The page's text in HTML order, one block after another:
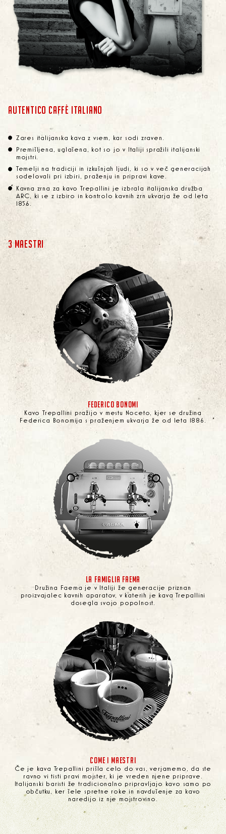
AUTENTICO CAFFÈ ITALIANO
Zares italijanska kava z vsem, kar sodi zraven.
Premišljena, uglašena, kot so jo v Italiji spražili italijanski
mojstri.
Temelji na tradiciji in izkušnjah ljudi, ki so v več generacijah
sodelovali pri izbiri, praženju in pripravi kave.
Kavna zrna za kavo Trepallini je izbrala italijanska družba
ARC, ki se z izbiro in kontrolo kavnih zrn ukvarja že od leta
1856.
3 MAESTRI
FEDERICO BONOMI
Kavo Trepallini pražijo v mestu Noceto, kjer se družina
Federica Bonomija s praženjem ukvarja že od leta 1886.
LA FAMIGLIA FAEMA
Družina Faema je v Italiji že generacije priznan
proizvajalec kavnih aparatov, v katerih je kava Trepallini
dosegla svojo popolnost.
COME I MAESTRI
Če je kava Trepallini prišla celo do vas, verjamemo, da ste
ravno vi tisti pravi mojster, ki je vreden njene priprave.
Italijanski baristi že tradicionalno pripravljajo kavo samo po
občutku, ker šele spretne roke in navdušenje za kavo
naredijo iz nje mojstrovino.